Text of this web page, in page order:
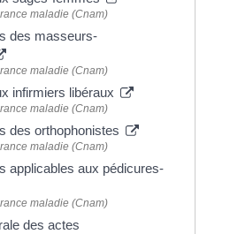
maladie (Cnam)
des masseurs-
maladie (Cnam)
infirmiers libéraux
maladie (Cnam)
des orthophonistes
maladie (Cnam)
applicables aux pédicures-
maladie (Cnam)
des actes